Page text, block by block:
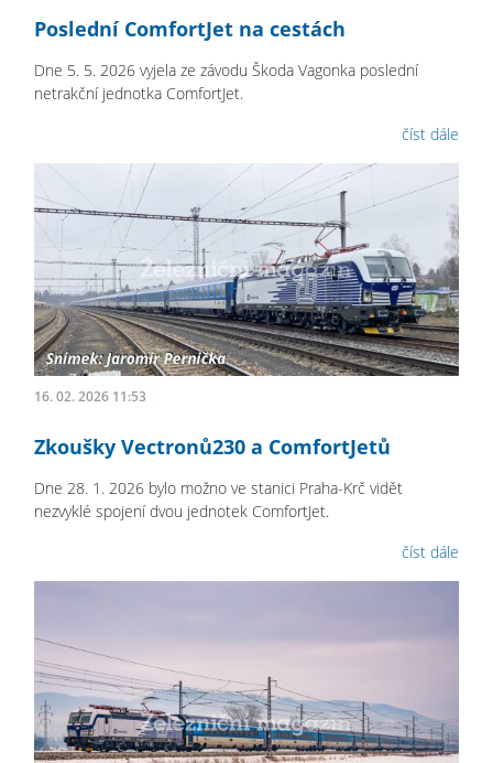
Poslední ComfortJet na cestách
Dne 5. 5. 2026 vyjela ze závodu Škoda Vagonka poslední
netrakční jednotka ComfortJet.
číst dále
16. 02. 2026 11:53
Zkoušky Vectronů230 a ComfortJetů
Dne 28. 1. 2026 bylo možno ve stanici Praha-Krč vidět
nezvyklé spojení dvou jednotek ComfortJet.
číst dále